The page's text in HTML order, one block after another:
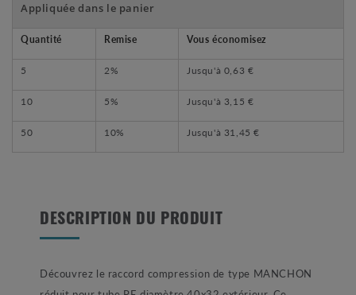
Appliquée dans le panier
Quantité Remise Vous économisez
5 2% Jusqu'à 0,63 €
10 5% Jusqu'à 3,15 €
50 10% Jusqu'à 31,45 €
DESCRIPTION DU PRODUIT
Découvrez le raccord compression de type MANCHON